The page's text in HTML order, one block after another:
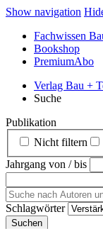
Show navigation
Fachwissen
Bookshop
PremiumAbo
Verlag Bau +
Suche
Publikation
Nicht filtern
Jahrgang von / bis
Schlagwörter